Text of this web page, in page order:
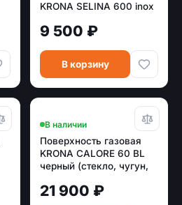
KRONA SELINA 600 inox
9 500 ₽
В корзину
В наличии
Поверхность газовая
KRONA CALORE 60 BL
черный (стекло, чугун,
21 900 ₽